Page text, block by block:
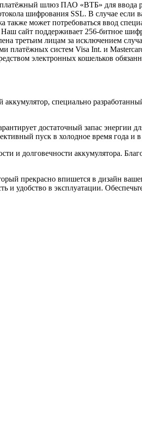
платёжный шлюз ПАО «ВТБ» для
шифрования SSL. В случае если
может потребоваться ввод
сайт поддерживает 256-битное
третьим лицам за исключением
платёжных систем Visa Int. и
электронных кошельков
специально
достаточный запас энергии
пуск в холодное время года и
и долговечности аккумулятора.
прекрасно впишется в дизайн
удобство в эксплуатации.